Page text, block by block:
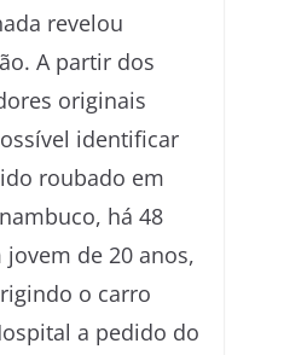
revelou
A partir dos
originais
identificar
roubado em
há 48
de 20 anos,
o carro
a pedido do